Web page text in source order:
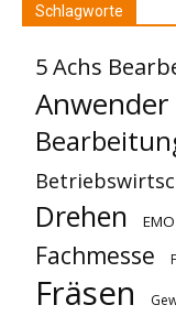
Schlagworte
5 Achs
Anwender
Drehen
Fachmesse
Fräsen